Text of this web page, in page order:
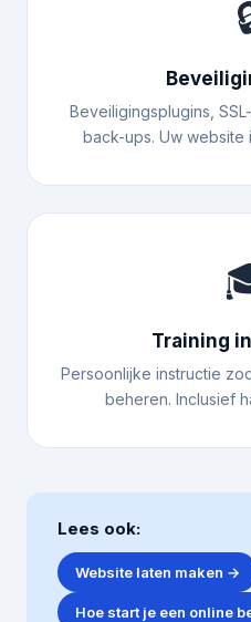
Beveiligingsplugins,
back-ups. Uw
Training
Persoonlijke instructie
beheren. Inclusief
Lees ook:
Website laten maken →
Hoe start je een online